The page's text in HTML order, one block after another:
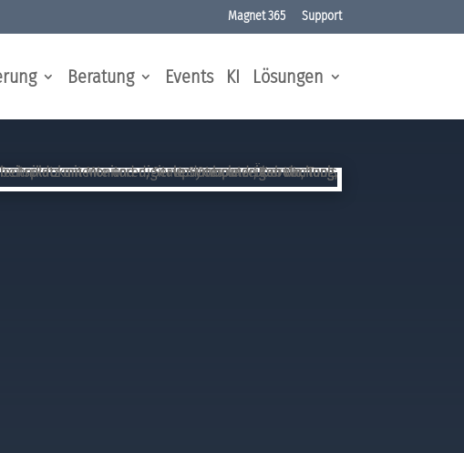
Magnet 365 Support
Beratung Events KI Lösungen